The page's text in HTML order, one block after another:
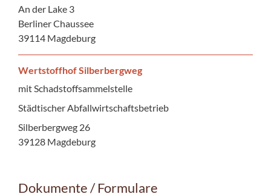
An der Lake 3
Berliner Chaussee
39114 Magdeburg
Wertstoffhof Silberbergweg
mit Schadstoffsammelstelle
Städtischer Abfallwirtschaftsbetrieb
Silberbergweg 26
39128 Magdeburg
Dokumente / Formulare